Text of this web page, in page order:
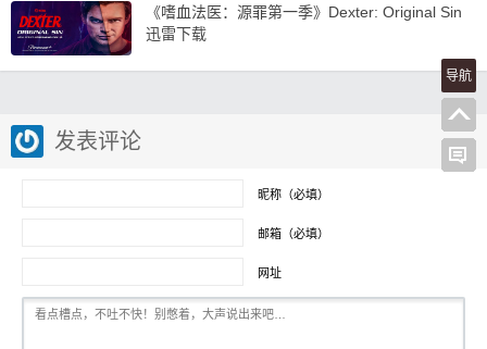
《嗜血法医：源罪第一季》Dexter: Original Sin
迅雷下载
发表评论
昵称（必填）
邮箱（必填）
网址
导航